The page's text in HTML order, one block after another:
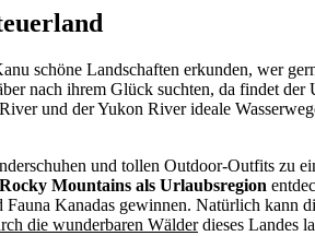
schöne Landschaften erkunden, wer
nach ihrem Glück suchten, da findet
und der Yukon River ideale
und tollen Outdoor-Outfits zu
Rocky Mountains als Urlaubsregion
Kanadas gewinnen. Natürlich kann
die wunderbaren Wälderdieses Landes